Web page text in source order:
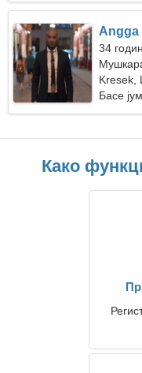
Angga
34
Kresek,
Басе
Како